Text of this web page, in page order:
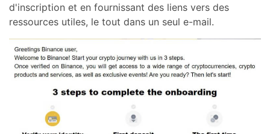
d'inscription et en fournissant des liens vers des
ressources utiles, le tout dans un seul e-mail.